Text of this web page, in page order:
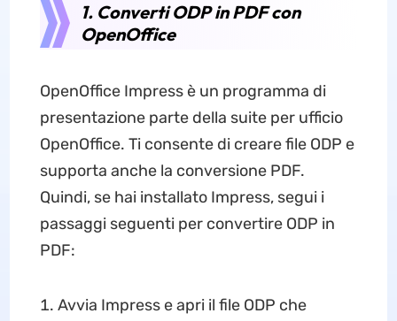
1. Converti ODP in PDF con
OpenOffice
OpenOffice Impress è un programma di
presentazione parte della suite per ufficio
OpenOffice. Ti consente di creare file ODP e
supporta anche la conversione PDF.
Quindi, se hai installato Impress, segui i
passaggi seguenti per convertire ODP in
PDF:
Avvia Impress e apri il file ODP che